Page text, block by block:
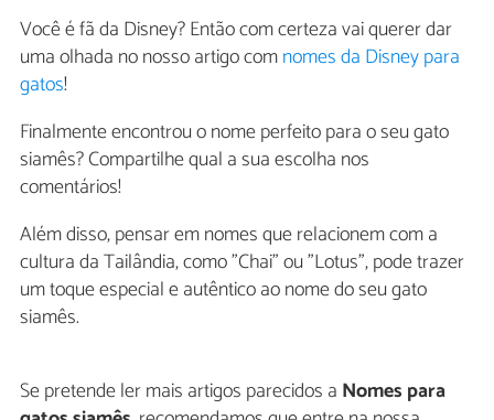
Você é fã da Disney? Então com certeza vai querer dar
uma olhada no nosso artigo comnomes da Disney para
gatos!
Finalmente encontrou o nome perfeito para o seu gato
siamês? Compartilhe qual a sua escolha nos
comentários!
Além disso, pensar em nomes que relacionem com a
cultura da Tailândia, como "Chai" ou "Lotus", pode trazer
um toque especial e autêntico ao nome do seu gato
siamês.
Se pretende ler mais artigos parecidos a Nomes para